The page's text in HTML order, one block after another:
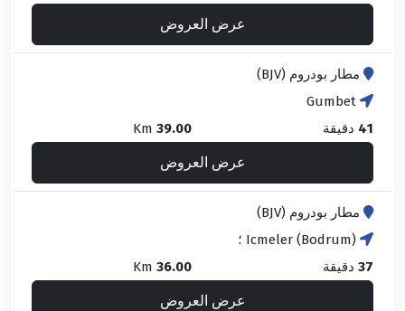
عرض العروض
مطار بودروم (BJV)
Gumbet
41 دقيقة 39.00
عرض العروض
مطار بودروم (BJV)
Icmeler (Bodrum) ؛
37 دقيقة 36.00
عرض العروض